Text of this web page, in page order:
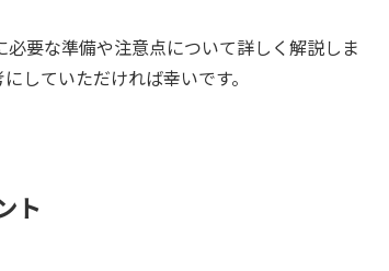
要な準備や注意点について詳しく解説しま
していただければ幸いです。
ト